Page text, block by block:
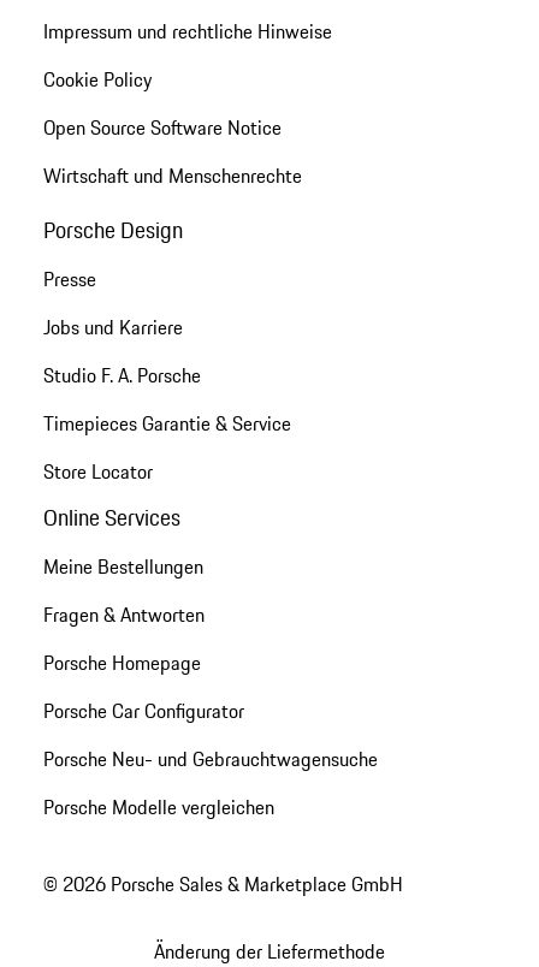
Impressum und rechtliche Hinweise
Cookie Policy
Open Source Software Notice
Wirtschaft und Menschenrechte
Porsche Design
Presse
Jobs und Karriere
Studio F. A. Porsche
Timepieces Garantie & Service
Store Locator
Online Services
Meine Bestellungen
Fragen & Antworten
Porsche Homepage
Porsche Car Configurator
Porsche Neu- und Gebrauchtwagensuche
Porsche Modelle vergleichen
© 2026 Porsche Sales & Marketplace GmbH
Änderung der Liefermethode